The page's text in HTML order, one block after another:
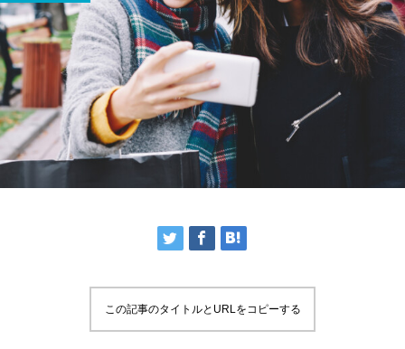
この記事のタイトルとURLをコピーする